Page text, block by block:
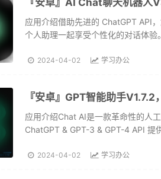
应用介绍借助先进的 ChatGPT API
个人助理一起享受个性化的对话体验
2024-04-02 学习办公
『安卓』GPT智能助手V1.7.2
应用介绍Chat AI是一款革命性的人
ChatGPT & GPT-3 & GPT-4 API 提
2024-04-02 学习办公